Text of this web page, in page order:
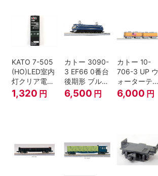
KATO 7-505
(HO)LED室内
灯クリア電球
色
1,320 円
カトー 3090-
3 EF66 0番台
後期形 ブルー
トレイン牽引
機
6,500 円
カトー 10-
706-3 UP ウ
ォーターテン
ダー 2両入
6,000 円